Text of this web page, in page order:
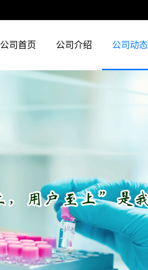
公司首页 公司介绍 公司动态